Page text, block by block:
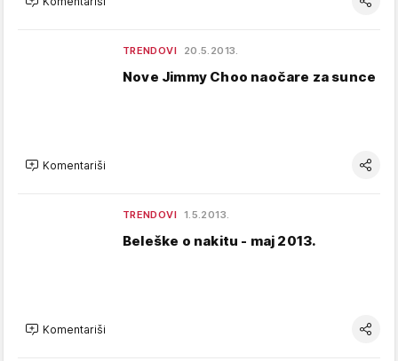
TRENDOVI 20.5.2013.
Nove Jimmy Choo naočare za sunce
Komentariši
TRENDOVI 1.5.2013.
Beleške o nakitu - maj 2013.
Komentariši